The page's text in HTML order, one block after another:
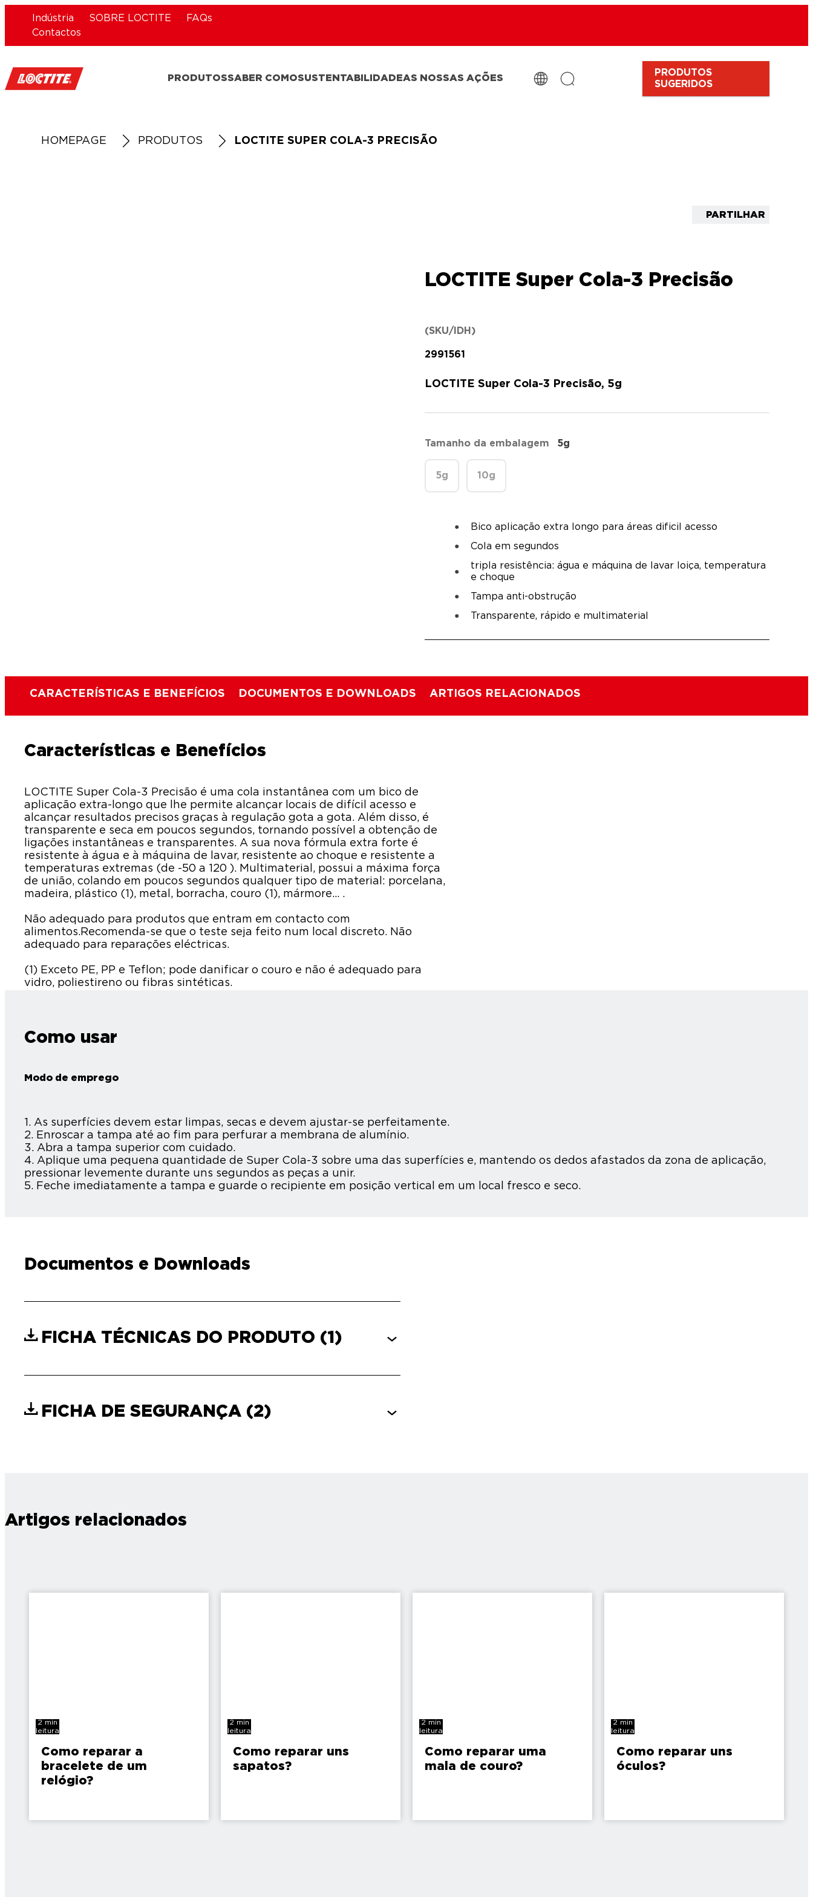
Indústria SOBRE LOCTITE
FAQs
Contactos
PRODUTOSSABER COMOSUSTENTABILIDADEAS NOSSAS AÇÕES
PRODUTOS
SUGERIDOS
HOMEPAGE PRODUTOS LOCTITE SUPER COLA-3 PRECISÃO
PARTILHAR
LOCTITE Super Cola-3 Precisão
(SKU/IDH)
2991561
LOCTITE Super Cola-3 Precisão, 5g
Tamanho da embalagem 5g
5g 10g
Bico aplicação extra longo para áreas dificil acesso
Cola em segundos
tripla resistência: água e máquina de lavar loiça, temperatura
e choque
Tampa anti-obstrução
Transparente, rápido e multimaterial
CARACTERÍSTICAS E BENEFÍCIOS DOCUMENTOS E DOWNLOADS ARTIGOS RELACIONADOS
Características e Benefícios
LOCTITE Super Cola-3 Precisão é uma cola instantânea com um bico de
aplicação extra-longo que lhe permite alcançar locais de difícil acesso e
alcançar resultados precisos graças à regulação gota a gota. Além disso, é
transparente e seca em poucos segundos, tornando possível a obtenção de
ligações instantâneas e transparentes. A sua nova fórmula extra forte é
resistente à água e à máquina de lavar, resistente ao choque e resistente a
temperaturas extremas (de -50 a 120 ). Multimaterial, possui a máxima força
de união, colando em poucos segundos qualquer tipo de material: porcelana,
madeira, plástico (1), metal, borracha, couro (1), mármore... .
Não adequado para produtos que entram em contacto com
alimentos.Recomenda-se que o teste seja feito num local discreto. Não
adequado para reparações eléctricas.
(1) Exceto PE, PP e Teflon; pode danificar o couro e não é adequado para
vidro, poliestireno ou fibras sintéticas.
Como usar
Modo de emprego
1. As superfícies devem estar limpas, secas e devem ajustar-se perfeitamente.
2. Enroscar a tampa até ao fim para perfurar a membrana de alumínio.
3. Abra a tampa superior com cuidado.
4. Aplique uma pequena quantidade de Super Cola-3 sobre uma das superfícies e, mantendo os dedos afastados da zona de aplicação,
pressionar levemente durante uns segundos as peças a unir.
5. Feche imediatamente a tampa e guarde o recipiente em posição vertical em um local fresco e seco.
Documentos e Downloads
FICHA TÉCNICAS DO PRODUTO (1)
FICHA DE SEGURANÇA (2)
Artigos relacionados
2 min
leitura
Como reparar a
bracelete de um
relógio?
2 min
leitura
Como reparar uns
sapatos?
2 min
leitura
Como reparar uma
mala de couro?
2 min
leitura
Como reparar uns
óculos?